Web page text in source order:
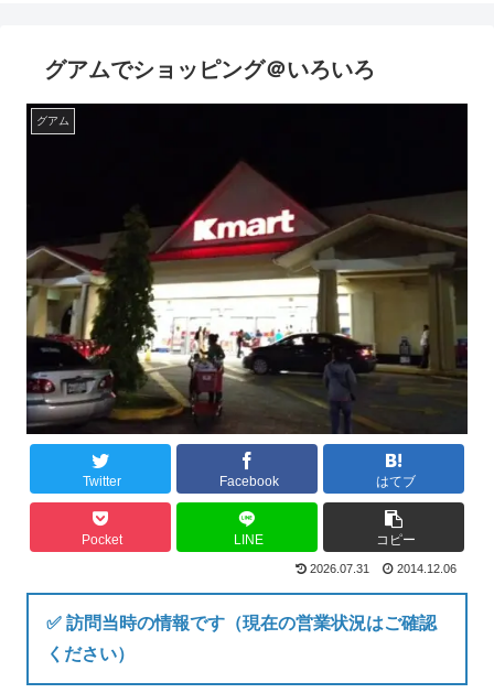
グアムでショッピング＠いろいろ
グアム
Twitter Facebook はてブ
Pocket LINE コピー
2026.07.31 2014.12.06
✅ 訪問当時の情報です（現在の営業状況はご確認
ください）